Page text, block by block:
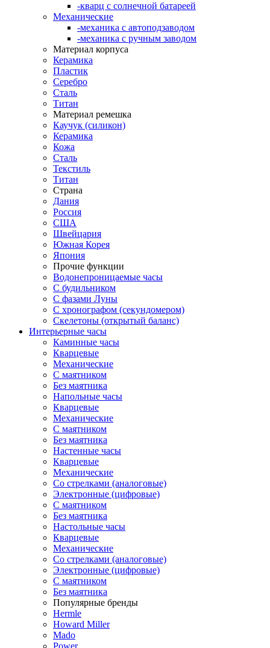
-кварц с солнечной батареей
Механические
-механика с автоподзаводом
-механика с ручным заводом
Материал корпуса
Керамика
Пластик
Серебро
Сталь
Титан
Материал ремешка
Каучук (силикон)
Керамика
Кожа
Сталь
Текстиль
Титан
Страна
Дания
Россия
США
Швейцария
Южная Корея
Япония
Прочие функции
Водонепроницаемые часы
С будильником
С фазами Луны
С хронографом (секундомером)
Скелетоны (открытый баланс)
Интерьерные часы
Каминные часы
Кварцевые
Механические
С маятником
Без маятника
Напольные часы
Кварцевые
Механические
С маятником
Без маятника
Настенные часы
Кварцевые
Механические
Со стрелками (аналоговые)
Электронные (цифровые)
С маятником
Без маятника
Настольные часы
Кварцевые
Механические
Со стрелками (аналоговые)
Электронные (цифровые)
С маятником
Без маятника
Популярные бренды
Hermle
Howard Miller
Mado
Power